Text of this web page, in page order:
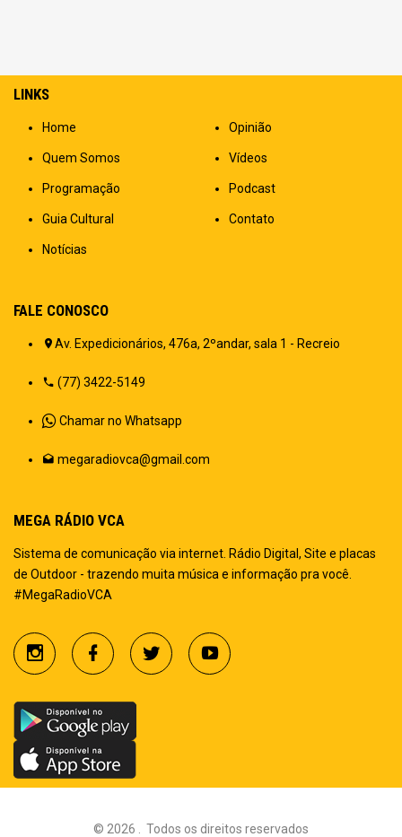
LINKS
Home
Quem Somos
Programação
Guia Cultural
Notícias
Opinião
Vídeos
Podcast
Contato
FALE CONOSCO
Av. Expedicionários, 476a, 2ºandar, sala 1 - Recreio
(77) 3422-5149
Chamar no Whatsapp
megaradiovca@gmail.com
MEGA RÁDIO VCA
Sistema de comunicação via internet. Rádio Digital, Site e placas
de Outdoor - trazendo muita música e informação pra você.
#MegaRadioVCA
© 2026 Todos os direitos reservados